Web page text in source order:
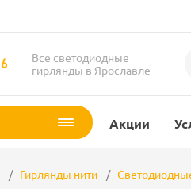
Все светодиодные
гирлянды в Ярославле
Акции
Гирлянды нити